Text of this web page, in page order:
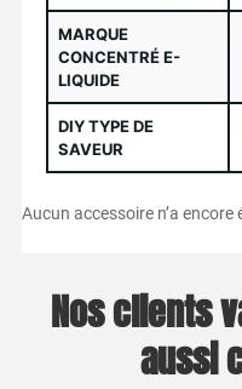
MARQUE
CONCENTRÉ E-
LIQUIDE
DIY TYPE DE
SAVEUR
Aucun accessoire n’a
Nos clients
aussi